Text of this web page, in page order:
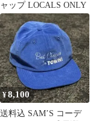
ャップ LOCALS ONLY
¥8,100
送料込 SAM’S コーデ